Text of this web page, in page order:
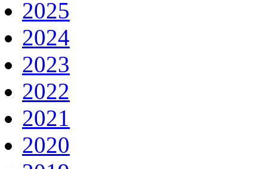
2025
2024
2023
2022
2021
2020